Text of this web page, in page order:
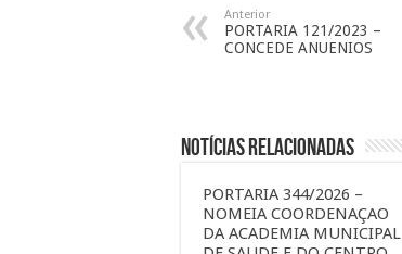
Anterior
PORTARIA 121/2023 –
CONCEDE ANUENIOS
Notícias Relacionadas
PORTARIA 344/2026 –
NOMEIA COORDENAÇAO
DA ACADEMIA MUNICIPAL